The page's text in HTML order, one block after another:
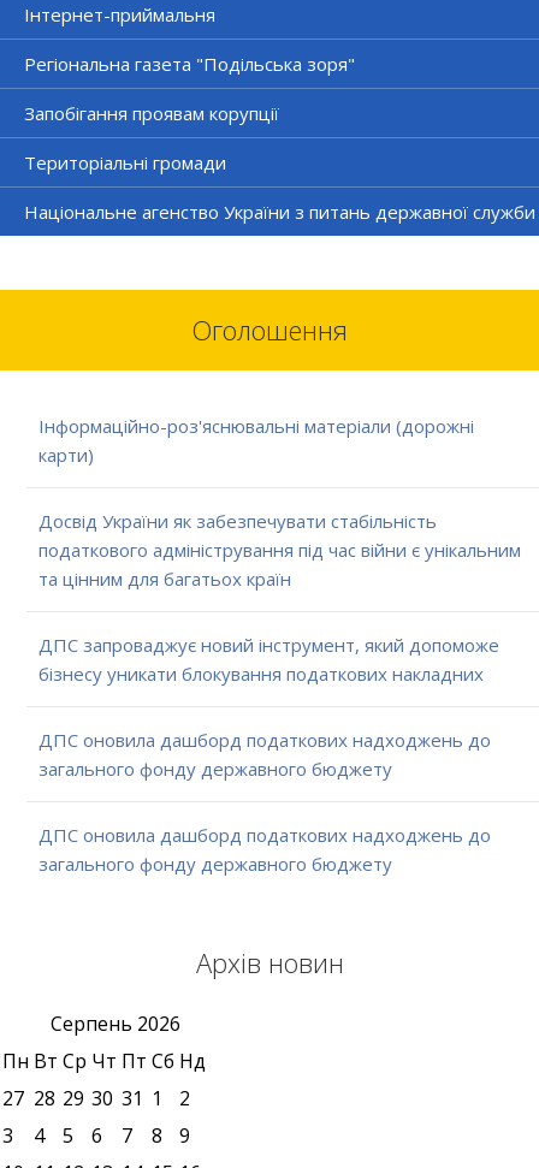
Інтернет-приймальня
Регіональна газета "Подільська зоря"
Запобігання проявам корупції
Територіальні громади
Національне агенство України з питань державної служби
Оголошення
Інформаційно-роз'яснювальні матеріали (дорожні
карти)
Досвід України як забезпечувати стабільність
податкового адміністрування під час війни є унікальним
та цінним для багатьох країн
ДПС запроваджує новий інструмент, який допоможе
бізнесу уникати блокування податкових накладних
ДПС оновила дашборд податкових надходжень до
загального фонду державного бюджету
ДПС оновила дашборд податкових надходжень до
загального фонду державного бюджету
Архів новин
Серпень 2026
Пн Вт Ср Чт Пт Сб Нд
27 28 29 30 31 1
2
3
4 5 6 7 8
9